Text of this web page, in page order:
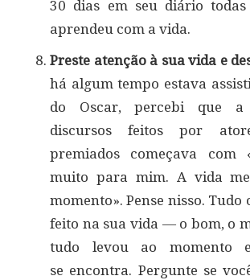
30 dias em seu diário
aprendeu com a vida.
Preste atenção à sua vida e
há algum tempo estava
do Oscar, percebi que a
discursos feitos por
premiados começava com
muito para mim. A vida
momento». Pense nisso. Tudo
feito na sua vida — o bom, o
tudo levou ao momento
se encontra. Pergunte se